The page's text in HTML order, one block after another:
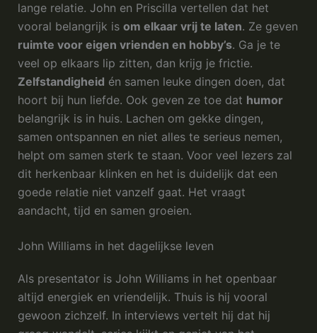
lange relatie. John en Priscilla vertellen dat het
vooral belangrijk is om elkaar vrij te laten. Ze geven
ruimte voor eigen vrienden en hobby’s. Ga je te
veel op elkaars lip zitten, dan krijg je frictie.
Zelfstandigheid én samen leuke dingen doen, dat
hoort bij hun liefde. Ook geven ze toe dat humor
belangrijk is in huis. Lachen om gekke dingen,
samen ontspannen en niet alles te serieus nemen,
helpt om samen sterk te staan. Voor veel lezers zal
dit herkenbaar klinken en het is duidelijk dat een
goede relatie niet vanzelf gaat. Het vraagt
aandacht, tijd en samen groeien.
John Williams in het dagelijkse leven
Als presentator is John Williams in het openbaar
altijd energiek en vriendelijk. Thuis is hij vooral
gewoon zichzelf. In interviews vertelt hij dat hij